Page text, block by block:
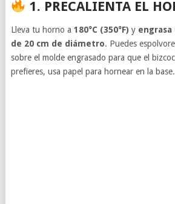
1. PRECALIENTA EL
Lleva tu horno a 180°C (350°F) y
de 20 cm de diámetro. Puedes
sobre el molde engrasado para que el
prefieres, usa papel para hornear en la base.